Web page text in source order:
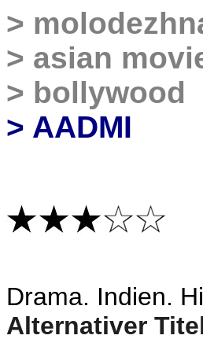
>
> asian
> bollywood
> AADMI
Drama. Indien.
Alternativer